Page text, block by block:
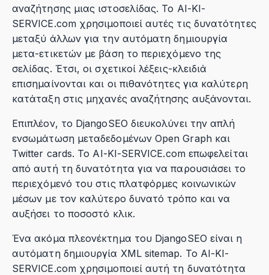
αναζήτησης μιας ιστοσελίδας. Το AI-KI-
SERVICE.com χρησιμοποιεί αυτές τις δυνατότητες
μεταξύ άλλων για την αυτόματη δημιουργία
μετα-ετικετών με βάση το περιεχόμενο της
σελίδας. Έτσι, οι σχετικοί λέξεις-κλειδιά
επισημαίνονται και οι πιθανότητες για καλύτερη
κατάταξη στις μηχανές αναζήτησης αυξάνονται.
Επιπλέον, το DjangoSEO διευκολύνει την απλή
ενσωμάτωση μεταδεδομένων Open Graph και
Twitter cards. Το AI-KI-SERVICE.com επωφελείται
από αυτή τη δυνατότητα για να παρουσιάσει το
περιεχόμενό του στις πλατφόρμες κοινωνικών
μέσων με τον καλύτερο δυνατό τρόπο και να
αυξήσει το ποσοστό κλικ.
Ένα ακόμα πλεονέκτημα του DjangoSEO είναι η
αυτόματη δημιουργία XML sitemap. Το AI-KI-
SERVICE.com χρησιμοποιεί αυτή τη δυνατότητα